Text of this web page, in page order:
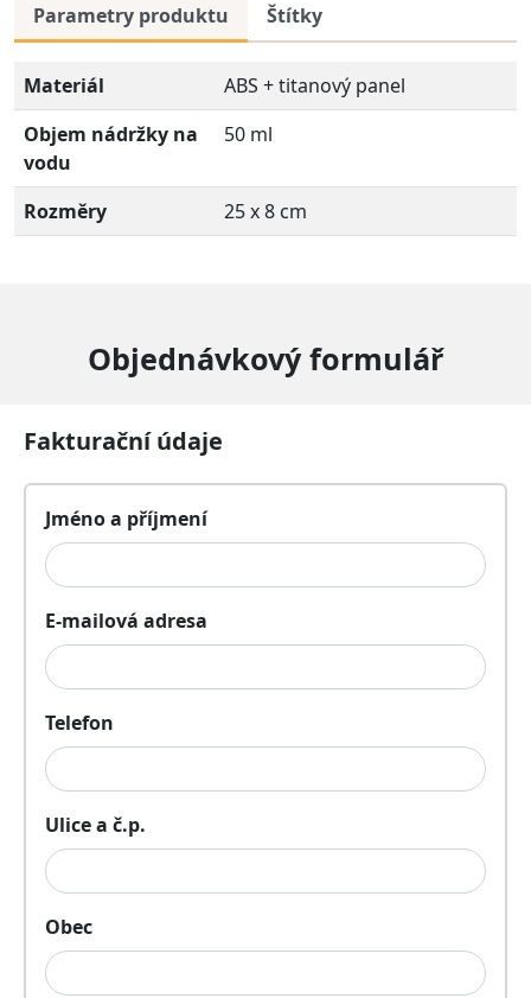
Parametry produktu Štítky
Materiál
ABS + titanový panel
Objem nádržky na
vodu
50 ml
Rozměry 25 x 8 cm
Objednávkový formulář
Fakturační údaje
Jméno a příjmení
E-mailová adresa
Telefon
Ulice a č.p.
Obec